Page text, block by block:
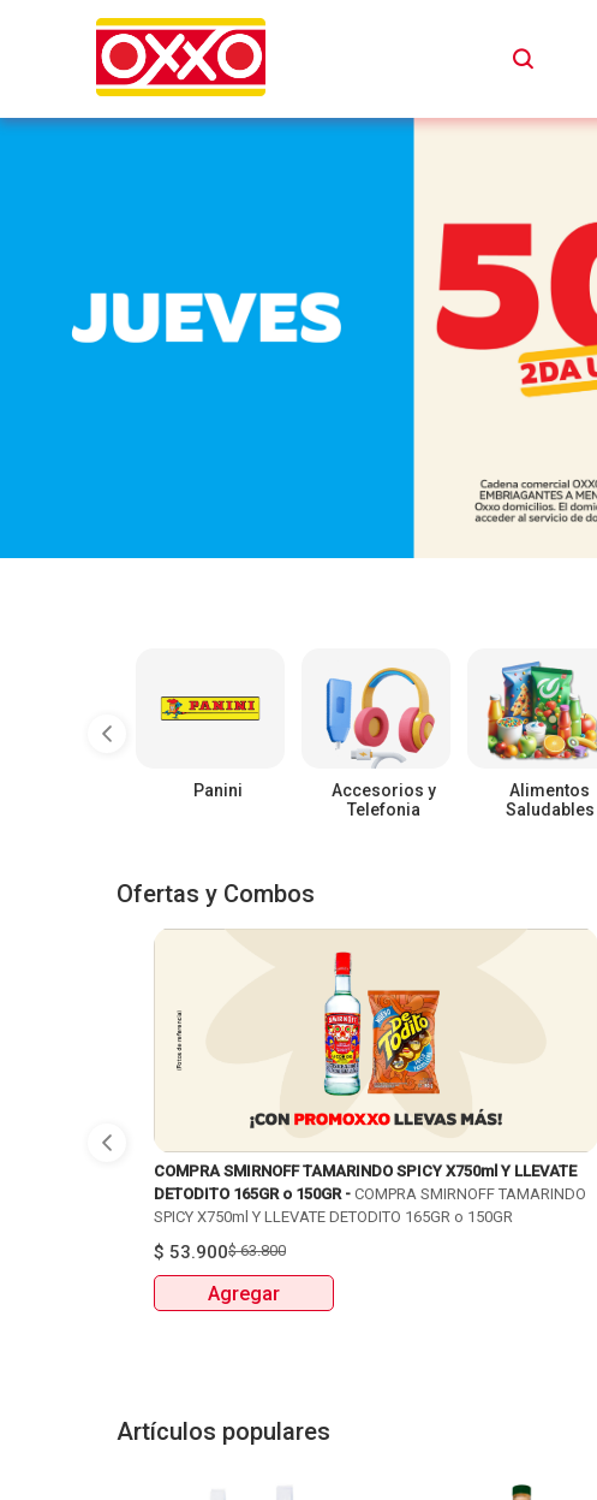
Panini
Accesorios y
Telefonia
Alimentos
Saludables
Ofertas y Combos
COMPRA SMIRNOFF TAMARINDO SPICY X750ml Y LLEVATE
DETODITO 165GR o 150GR - COMPRA SMIRNOFF TAMARINDO
SPICY X750ml Y LLEVATE DETODITO 165GR o 150GR
$ 53.900$63.800
Agregar
Artículos populares